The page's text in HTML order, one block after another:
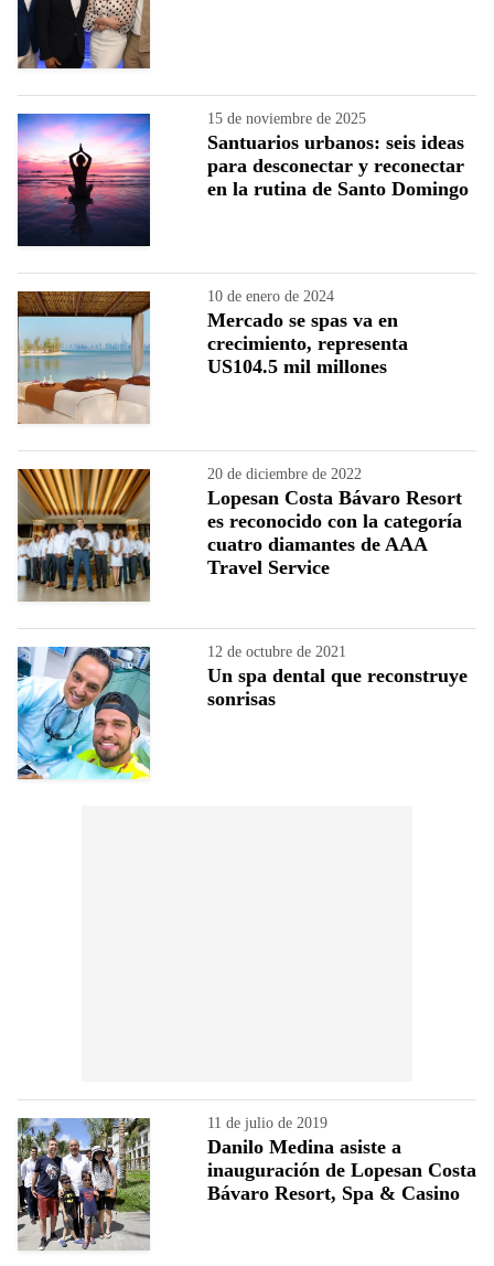
15 de noviembre de 2025
Santuarios urbanos: seis ideas
para desconectar y reconectar
en la rutina de Santo Domingo
10 de enero de 2024
Mercado se spas va en
crecimiento, representa
US104.5 mil millones
20 de diciembre de 2022
Lopesan Costa Bávaro Resort
es reconocido con la categoría
cuatro diamantes de AAA
Travel Service
12 de octubre de 2021
Un spa dental que reconstruye
sonrisas
11 de julio de 2019
Danilo Medina asiste a
inauguración de Lopesan Costa
Bávaro Resort, Spa & Casino